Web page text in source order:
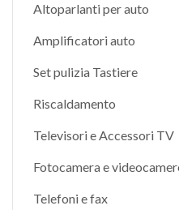
Altoparlanti per auto
Amplificatori auto
Set pulizia Tastiere
Riscaldamento
Televisori e Accessori TV
Fotocamera e
Telefoni e fax